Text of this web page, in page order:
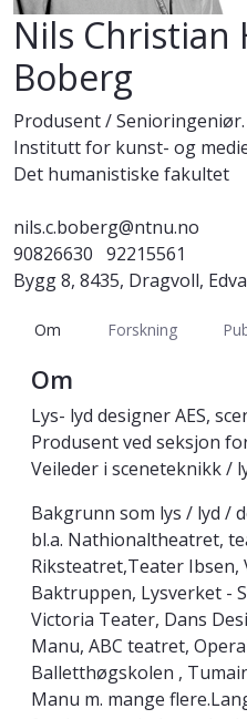
Nils Christian
Boberg
Produsent / Senioringeniør.
Institutt for kunst- og
Det humanistiske fakultet
nils.c.boberg@ntnu.no
90826630 92215561
Bygg 8, 8435, Dragvoll,
Om Forskning
Om
Lys- lyd designer AES,
Produsent ved seksjon
Veileder i sceneteknikk /
Bakgrunn som lys / lyd /
bl.a. Nathionaltheatret,
Riksteatret,Teater Ibsen,
Baktruppen, Lysverket -
Victoria Teater, Dans
Manu, ABC teatret,
Balletthøgskolen ,
Manu m. mange